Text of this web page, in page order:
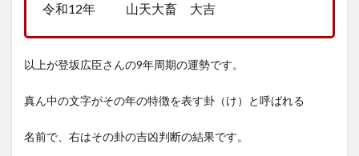
令和12年 山天大畜 大吉
以上が登坂広臣さんの9年周期の運勢です。
真ん中の文字がその年の特徴を表す卦（け）と呼ばれる
名前で、右はその卦の吉凶判断の結果です。